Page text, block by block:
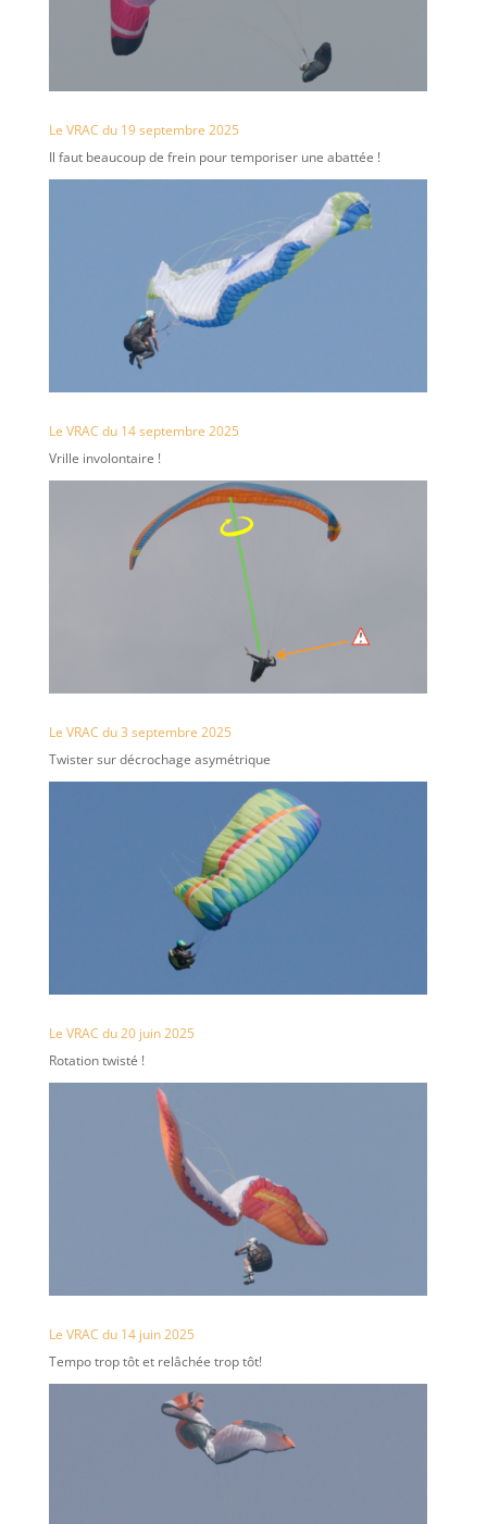
Le VRAC du 19 septembre 2025
Il faut beaucoup de frein pour temporiser une abattée !
Le VRAC du 14 septembre 2025
Vrille involontaire !
Le VRAC du 3 septembre 2025
Twister sur décrochage asymétrique
Le VRAC du 20 juin 2025
Rotation twisté !
Le VRAC du 14 juin 2025
Tempo trop tôt et relâchée trop tôt!